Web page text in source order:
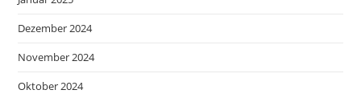
Dezember 2024
November 2024
Oktober 2024